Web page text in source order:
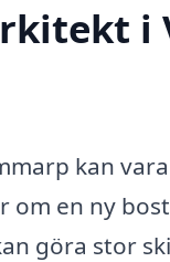
i
kan
om en ny
göra stor